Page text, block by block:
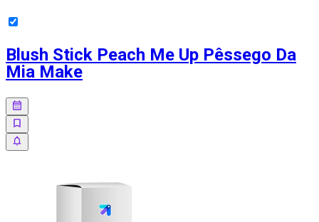
Blush Stick Peach Me Up Pêssego Da
Mia Make